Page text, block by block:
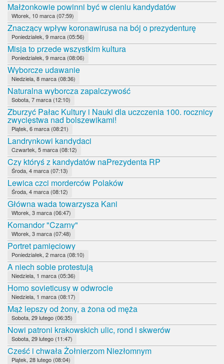
Małżonkowie powinni być w cieniu kandydatów
Wtorek, 10 marca (07:59)
Znaczący wpływ koronawirusa na bój o prezydenturę
Poniedziałek, 9 marca (05:56)
Misja to przede wszystkim kultura
Poniedziałek, 9 marca (08:06)
Wyborcze udawanie
Niedziela, 8 marca (08:36)
Naturalna wyborcza zapalczywość
Sobota, 7 marca (12:10)
Zburzyć Pałac Kultury i Nauki dla uczczenia 100. rocznicy
zwycięstwa nad bolszewikami!
Piątek, 6 marca (08:21)
Landrynkowi kandydaci
Czwartek, 5 marca (08:12)
Czy któryś z kandydatów naPrezydenta RP
Środa, 4 marca (07:13)
Lewica czci morderców Polaków
Środa, 4 marca (08:12)
Główna wada towarzysza Kani
Wtorek, 3 marca (06:47)
Komandor "Czarny"
Wtorek, 3 marca (07:48)
Portret pamięciowy
Poniedziałek, 2 marca (08:10)
A niech sobie protestują
Niedziela, 1 marca (05:36)
Homo sovieticusy w odwrocie
Niedziela, 1 marca (08:17)
Mąż lepszy od żony, a żona od męża
Sobota, 29 lutego (06:35)
Nowi patroni krakowskich ulic, rond i skwerów
Sobota, 29 lutego (11:47)
Cześć i chwała Żołnierzom Niezłomnym
Piątek, 28 lutego (08:04)